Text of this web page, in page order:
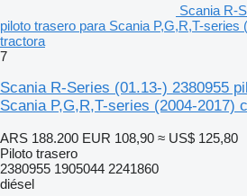
Scania R-
piloto trasero para Scania P,G,R,T-series
tractora
7
Scania R-Series (01.13-) 2380955
Scania P,G,R,T-series (2004-2017)
ARS 188.200 EUR 108,90 ≈ US$ 125,80
Piloto trasero
2380955 1905044 2241860
diésel